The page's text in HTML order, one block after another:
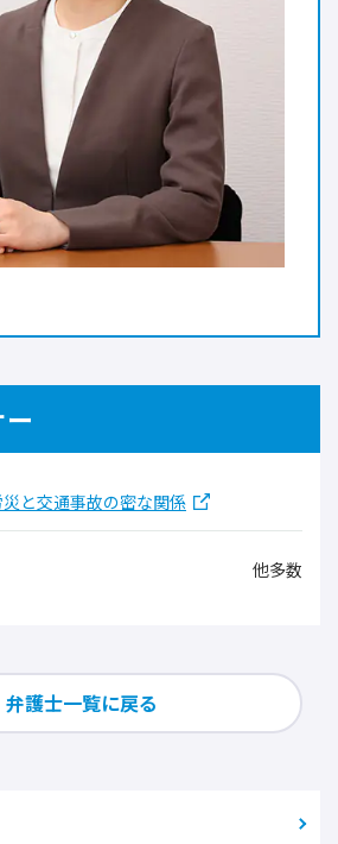
と交通事故の密な関係
他多数
弁護士一覧に戻る